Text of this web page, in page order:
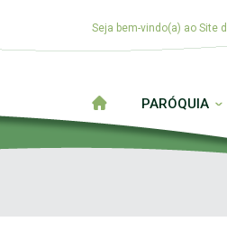
Seja bem-vindo(a) ao Site
PARÓQUIA